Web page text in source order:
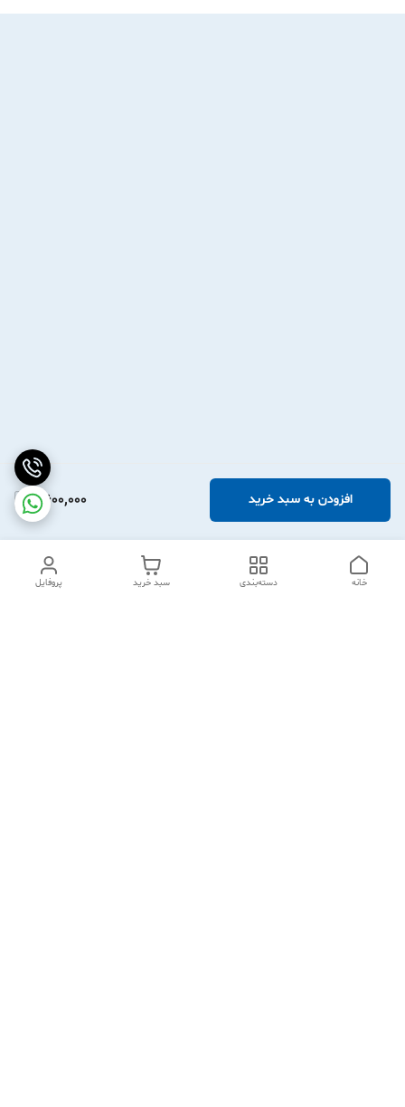
2,600,000 افزودن به سبد خرید
پروفایل سبد خرید دسته‌بندی خانه